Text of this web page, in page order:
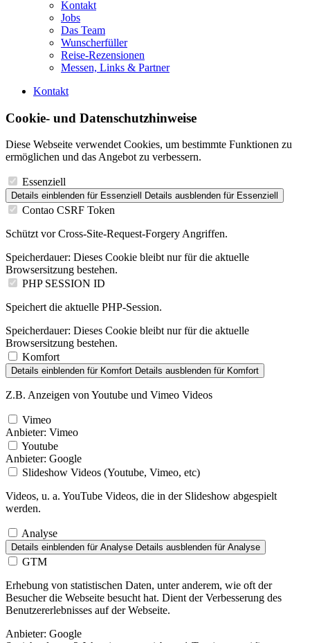
Kontakt
Jobs
Das Team
Wunscherfüller
Reise-Rezensionen
Messen, Links & Partner
Kontakt
Cookie- und Datenschutzhinweise
Diese Webseite verwendet Cookies, um bestimmte Funktionen zu
ermöglichen und das Angebot zu verbessern.
Essenziell
Details einblenden für Essenziell Details ausblenden für Essenziell
Contao CSRF Token
Schützt vor Cross-Site-Request-Forgery Angriffen.
Speicherdauer: Dieses Cookie bleibt nur für die aktuelle
Browsersitzung bestehen.
PHP SESSION ID
Speichert die aktuelle PHP-Session.
Speicherdauer: Dieses Cookie bleibt nur für die aktuelle
Browsersitzung bestehen.
Komfort
Details einblenden für Komfort Details ausblenden für Komfort
Z.B. Anzeigen von Youtube und Vimeo Videos
Vimeo
Anbieter: Vimeo
Youtube
Anbieter: Google
Slideshow Videos (Youtube, Vimeo, etc)
Videos, u. a. YouTube Videos, die in der Slideshow abgespielt
werden.
Analyse
Details einblenden für Analyse Details ausblenden für Analyse
GTM
Erhebung von statistischen Daten, unter anderem, wie oft der
Besucher die Webseite besucht hat. Dient der Verbesserung des
Benutzererlebnisses auf der Webseite.
Anbieter: Google